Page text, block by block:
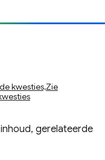
kwesties,Zie
gerelateerde